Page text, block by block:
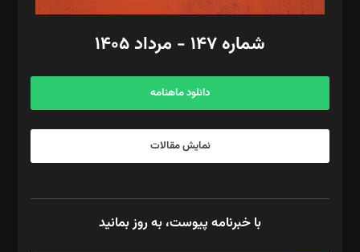
امور مالی: شاپور رهبری، محمد‌ کاظمی‌نیا
آگهی و مشترکین: ۰۹۱۹۹۹۹۰۴۵۴
شماره ۱۴۷ - مرداد ۱۴۰۵
دانلود ماهنامه
نمایش مقالات
با خبرنامه پیوست، به روز بمانید